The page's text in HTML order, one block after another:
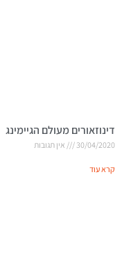
דינוזאורים מעולם הגיימינג
30/04/2020 אין תגובות
קרא עוד